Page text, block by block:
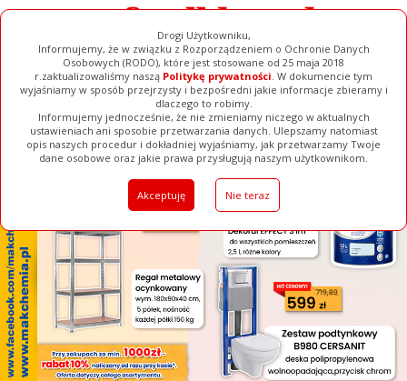
Drogi Użytkowniku,
Informujemy, że w związku z Rozporządzeniem o Ochronie Danych
Osobowych (RODO), które jest stosowane od 25 maja 2018
r.zaktualizowaliśmy naszą Politykę prywatności. W dokumencie tym
wyjaśniamy w sposób przejrzysty i bezpośredni jakie informacje zbieramy i
dlaczego to robimy.
Informujemy jednocześnie, że nie zmieniamy niczego w aktualnych
ustawieniach ani sposobie przetwarzania danych. Ulepszamy natomiast
opis naszych procedur i dokładniej wyjaśniamy, jak przetwarzamy Twoje
dane osobowe oraz jakie prawa przysługują naszym użytkownikom.
Akceptuję Nie teraz
[ ZAMKNIJ ]
Ogłoszenia Filmy Galerie Baza Firm Pełna Wersja